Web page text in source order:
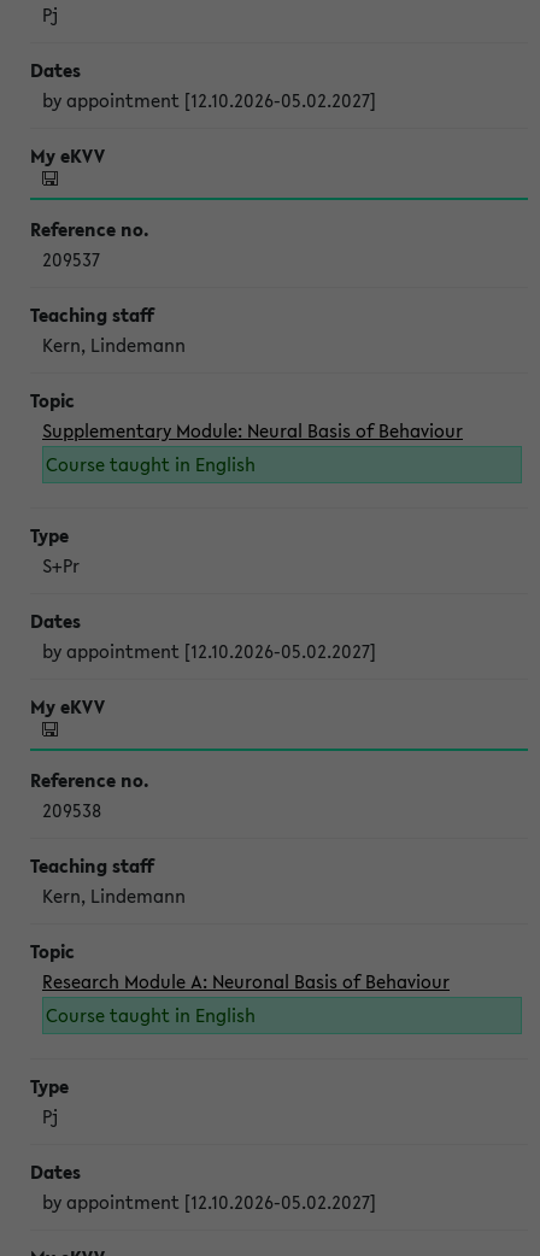
Pj
by appointment [12.10.2026-05.02.2027]
209537
Kern, Lindemann
Supplementary Module: Neural Basis of Behaviour
Course taught in English
S+Pr
by appointment [12.10.2026-05.02.2027]
209538
Kern, Lindemann
Research Module A: Neuronal Basis of Behaviour
Course taught in English
Pj
by appointment [12.10.2026-05.02.2027]